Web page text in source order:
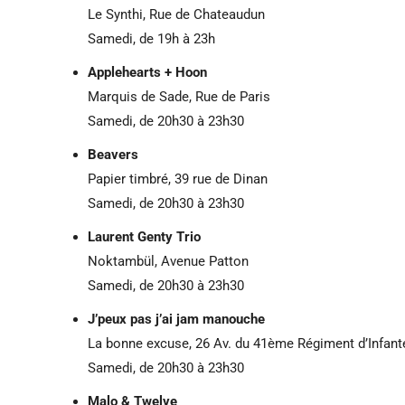
Le Synthi, Rue de Chateaudun
Samedi, de 19h à 23h
Applehearts + Hoon
Marquis de Sade, Rue de Paris
Samedi, de 20h30 à 23h30
Beavers
Papier timbré, 39 rue de Dinan
Samedi, de 20h30 à 23h30
Laurent Genty Trio
Noktambül, Avenue Patton
Samedi, de 20h30 à 23h30
J’peux pas j’ai jam manouche
La bonne excuse, 26 Av. du 41ème Régiment
Samedi, de 20h30 à 23h30
Malo & Twelve